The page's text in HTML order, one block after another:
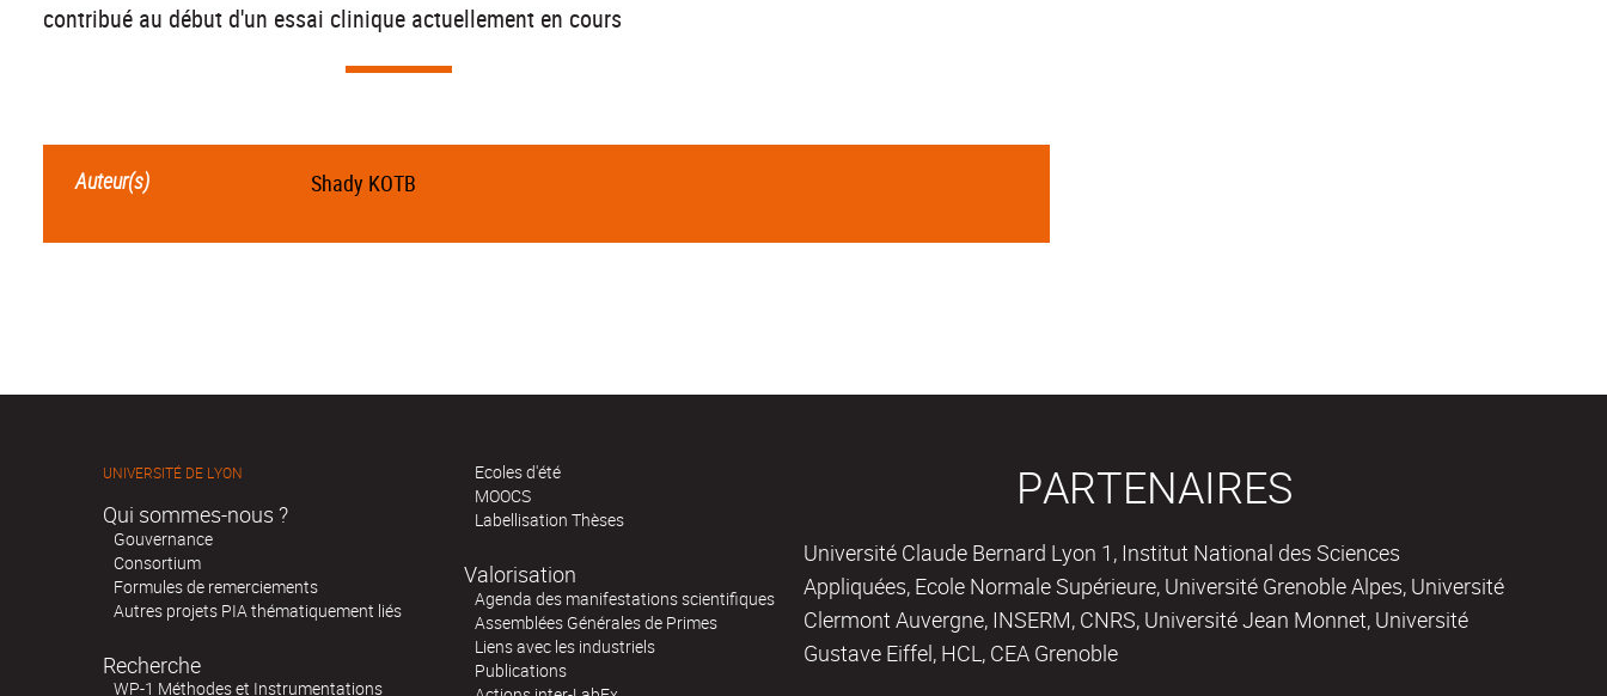
contribué au début d'un essai clinique actuellement en cours
Auteur(s) Shady KOTB
UNIVERSITÉ DE LYON
Qui sommes-nous ?
Gouvernance
Consortium
Formules de remerciements
Autres projets PIA thématiquement liés
Recherche
WP-1 Méthodes et Instrumentations
Ecoles d'été
MOOCS
Labellisation Thèses
Valorisation
Agenda des manifestations scientifiques
Assemblées Générales de Primes
Liens avec les industriels
Publications
PARTENAIRES
Université Claude Bernard Lyon 1, Institut National des Sciences
Appliquées, Ecole Normale Supérieure, Université Grenoble Alpes, Université
Clermont Auvergne, INSERM, CNRS, Université Jean Monnet, Université
Gustave Eiffel, HCL, CEA Grenoble